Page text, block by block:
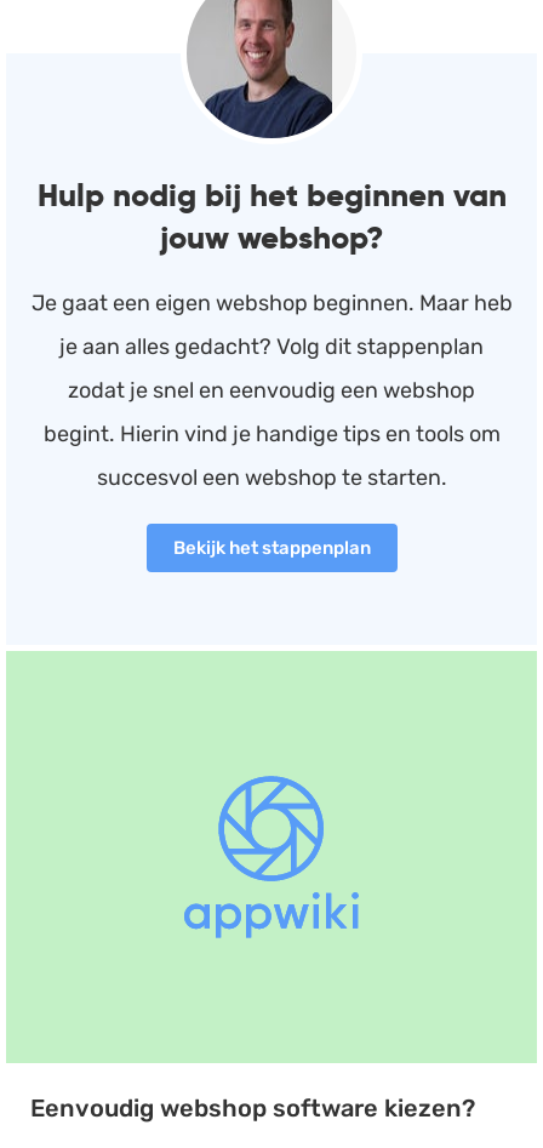
Hulp nodig bij het beginnen van
jouw webshop?
Je gaat een eigen webshop beginnen. Maar heb
je aan alles gedacht? Volg dit stappenplan
zodat je snel en eenvoudig een webshop
begint. Hierin vind je handige tips en tools om
succesvol een webshop te starten.
Bekijk het stappenplan
Eenvoudig webshop software kiezen?